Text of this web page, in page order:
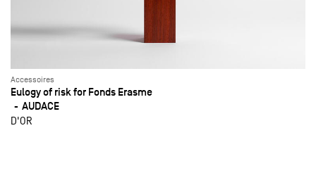
Accessoires
Eulogy of risk for Fonds Erasme
AUDACE
D'OR